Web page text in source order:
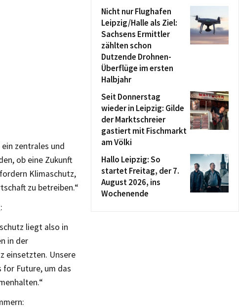
zentrales und
ob eine Zukunft
Klimaschutz,
zu betreiben.“
liegt also in
in der
einsetzten. Unsere
for Future, um das
Nicht nur Flughafen
Leipzig/Halle als Ziel:
Sachsens Ermittler
zählten schon
Dutzende Drohnen-
Überflüge im ersten
Halbjahr
Seit Donnerstag
wieder in Leipzig: Gilde
der Marktschreier
gastiert mit Fischmarkt
am Völki
Hallo Leipzig: So
startet Freitag, der 7.
August 2026, ins
Wochenende